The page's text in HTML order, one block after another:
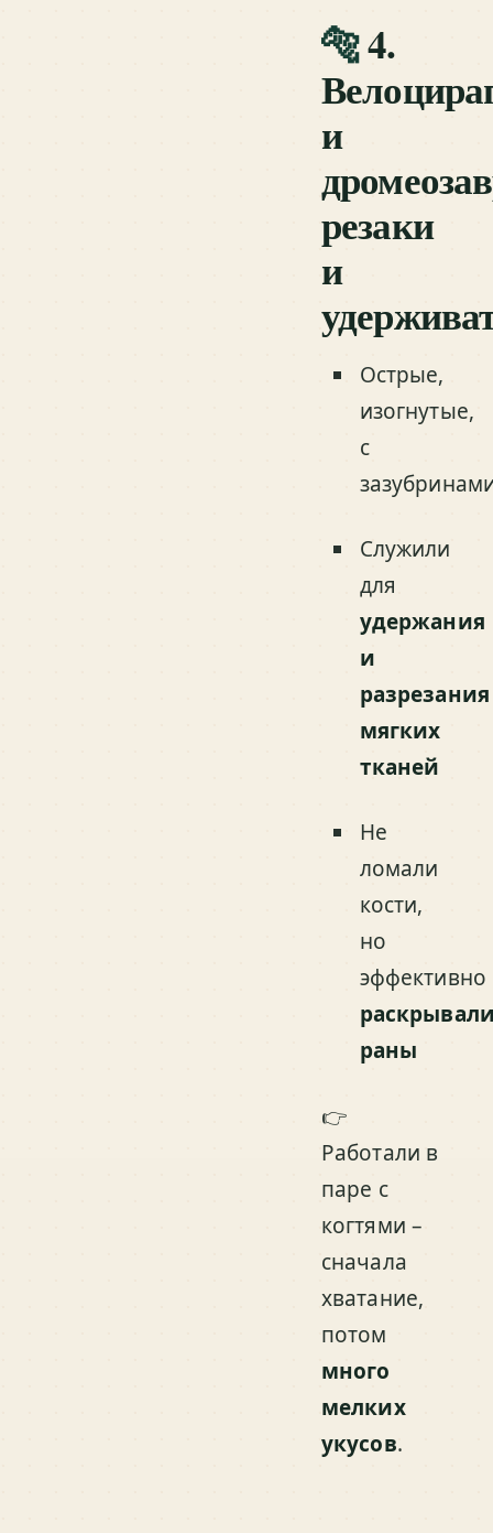
🐅4.
и
резаки
и
Острые,
изогнутые,
с
Служили
для
удержания
и
разрезания
мягких
тканей
Не
ломали
кости,
но
эффективно
раны
👉
Работали в
паре с
когтями –
сначала
хватание,
потом
много
мелких
укусов.